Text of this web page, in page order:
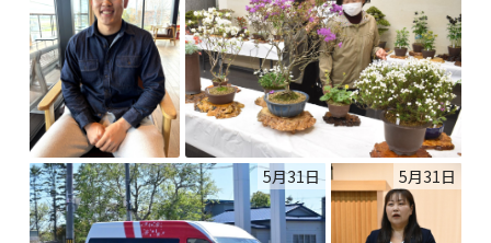
5月31日 5月31日